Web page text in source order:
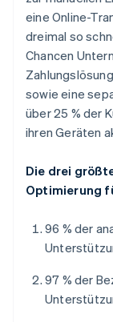
eine Online-
dreimal so
Chancen
sowie eine
über 25 % der
ihren Geräten
Die drei
Optimierung
96 % der
97 % der